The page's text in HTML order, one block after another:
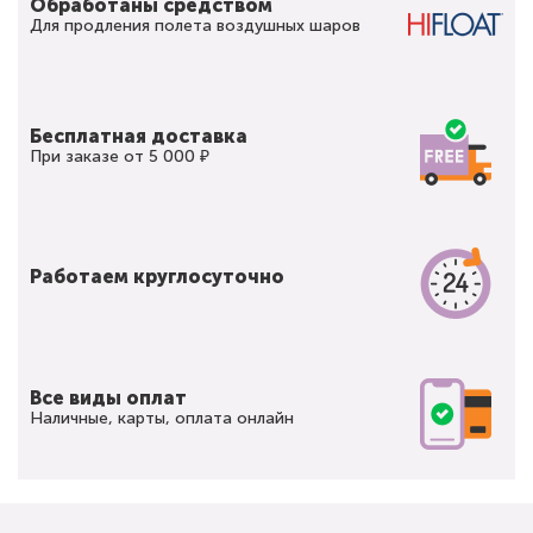
Обработаны средством
Для продления полета воздушных шаров
Бесплатная доставка
При заказе от 5 000 ₽
Работаем круглосуточно
Все виды оплат
Наличные, карты, оплата онлайн